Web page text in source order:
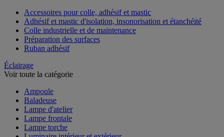
Accessoires pour colle, adhésif et mastic
Adhésif et mastic d'isolation, insonorisation et étanchéité
Colle industrielle et de maintenance
Préparation des surfaces
Ruban adhésif
Éclairage
Voir toute la catégorie
Ampoule
Baladeuse
Lampe d'atelier
Lampe frontale
Lampe torche